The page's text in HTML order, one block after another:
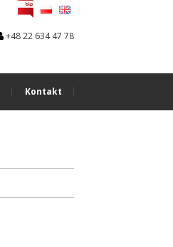
+48 22 634 47 78
Kontakt